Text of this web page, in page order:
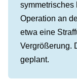
symmetrisches
Operation an
etwa eine
Vergrößerung.
geplant.